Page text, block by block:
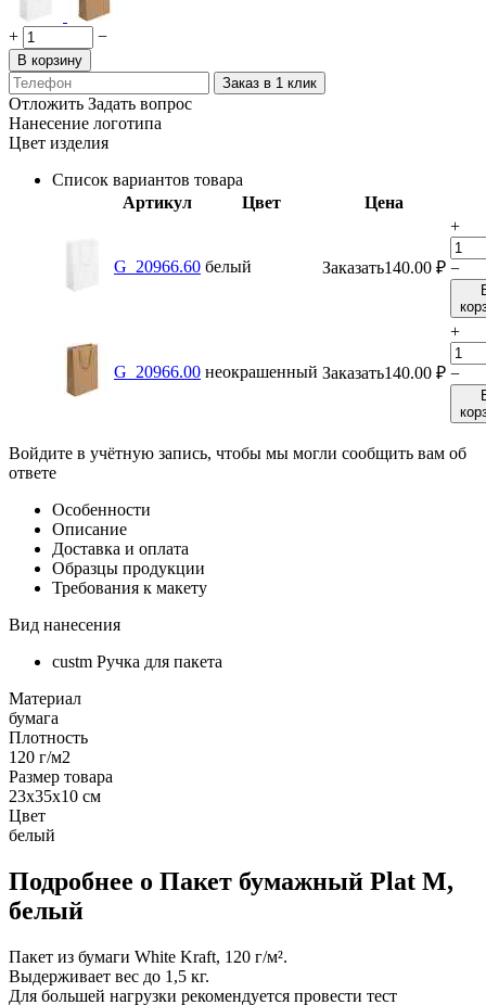
+ −
В корзину
Заказ в 1 клик
Отложить Задать вопрос
Нанесение логотипа
Цвет изделия
Список вариантов товара
Артикул
Цвет Цена
G_20966.60 белый Заказать140.00 ₽
+
−
G_20966.00 неокрашенный Заказать140.00 ₽
+
−
Войдите в учётную запись, чтобы мы могли сообщить вам об
ответе
Особенности
Описание
Доставка и оплата
Образцы продукции
Требования к макету
Вид нанесения
custm Ручка для пакета
Материал
бумага
Плотность
120 г/м2
Размер товара
23x35x10 см
Цвет
белый
Подробнее о Пакет бумажный Plat M,
белый
Пакет из бумаги White Kraft, 120 г/м².
Выдерживает вес до 1,5 кг.
Для большей нагрузки рекомендуется провести тест